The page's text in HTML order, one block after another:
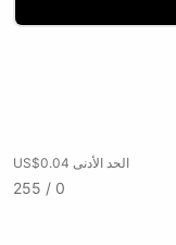
الحد الأدنى US$0.04
0 / 255